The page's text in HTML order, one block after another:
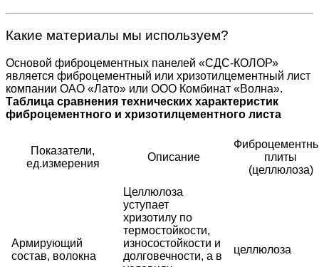
Какие материалы мы используем?
Основой фиброцементных панелей «СДС-КОЛОР»
является фиброцементный или хризотилцементный лист
компании ОАО «Лато» или ООО Комбинат «Волна».
Таблица сравнения технических характеристик
фиброцементного и хризотилцементного листа
Показатели,
ед.измерения
Описание
плиты
(целлюлоза)
Армирующий
состав, волокна
Целлюлоза
уступает
хризотилу по
термостойкости,
износостойкости и
долговечности, а в
целлюлоза